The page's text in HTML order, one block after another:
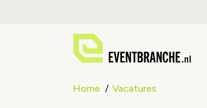
Home Vacatures